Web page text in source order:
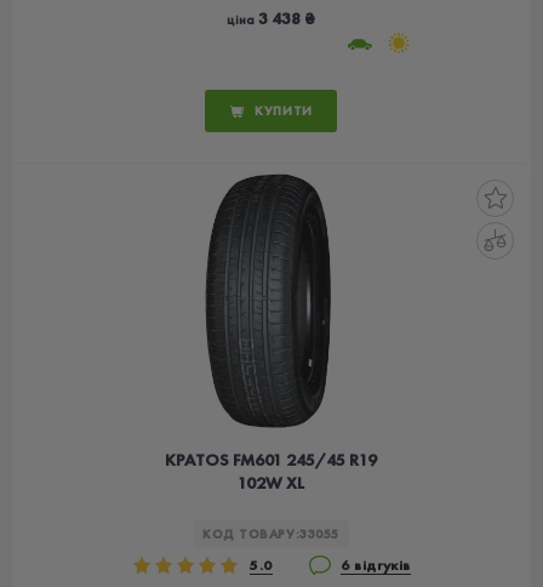
ціна 3 438 ₴
КУПИТИ
KPATOS FM601 245/45 R19
102W XL
КОД ТОВАРУ:33055
5.0 6 відгуків